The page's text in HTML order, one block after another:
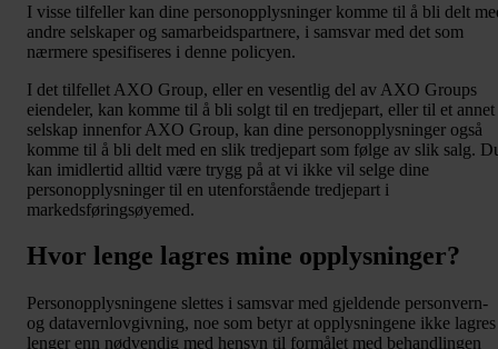
I visse tilfeller kan dine personopplysninger komme til å bli delt
andre selskaper og samarbeidspartnere, i samsvar med det som
nærmere spesifiseres i denne policyen.
I det tilfellet AXO Group, eller en vesentlig del av AXO Groups
eiendeler, kan komme til å bli solgt til en tredjepart, eller til et annet
selskap innenfor AXO Group, kan dine personopplysninger også
komme til å bli delt med en slik tredjepart som følge av slik salg.
kan imidlertid alltid være trygg på at vi ikke vil selge dine
personopplysninger til en utenforstående tredjepart i
markedsføringsøyemed.
Hvor lenge lagres mine opplysninger?
Personopplysningene slettes i samsvar med gjeldende personvern-
og datavernlovgivning, noe som betyr at opplysningene ikke lagres
lenger enn nødvendig med hensyn til formålet med behandlingen